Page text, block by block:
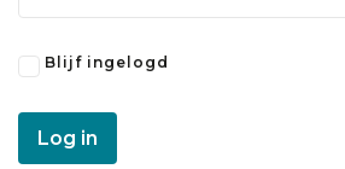
Blijf ingelogd
Log in